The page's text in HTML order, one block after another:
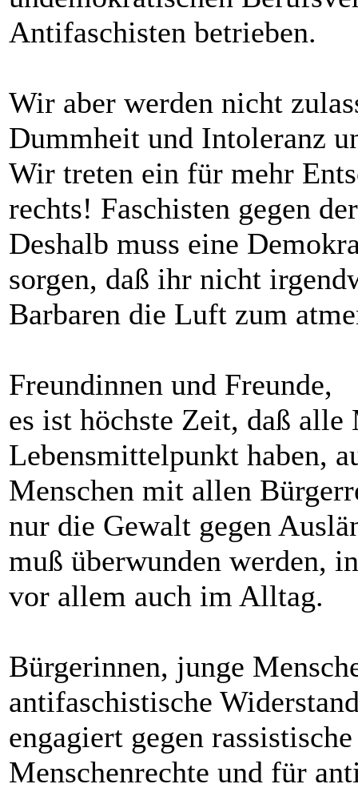
Antifaschisten betrieben.
Wir aber werden nicht
Dummheit und Intoleranz
Wir treten ein für mehr
rechts! Faschisten gegen
Deshalb muss eine
sorgen, daß ihr nicht
Barbaren die Luft zum
Freundinnen und Freunde,
es ist höchste Zeit, daß
Lebensmittelpunkt haben,
Menschen mit allen
nur die Gewalt gegen
muß überwunden werden,
vor allem auch im Alltag.
Bürgerinnen, junge
antifaschistische
engagiert gegen
Menschenrechte und für